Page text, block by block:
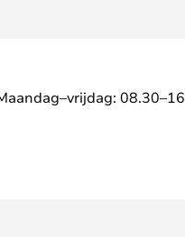
08.30–16